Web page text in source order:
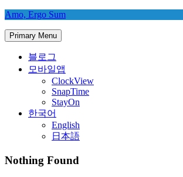
Skip
content
Amo, Ergo Sum
Primary Menu
블로그
모바일앱
ClockView
SnapTime
StayOn
한국어
English
日本語
Nothing Found